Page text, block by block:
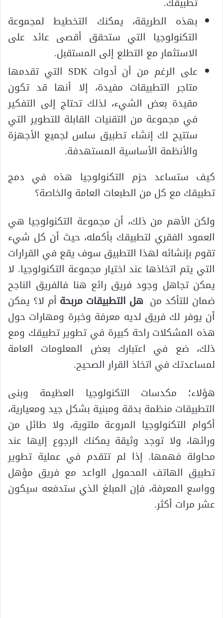
بهذه الطريقة، يمكنك التخطيط لمجموعة
التكنولوجيا التي ستحقق أقصى عائد على
الاستثمار مع التطلع إلى المستقبل.
على الرغم من أن أدوات SDK التي تقدمها
متاجر التطبيقات مفيدة، إلا أنها قد تكون
مقيدة بعض الشيء، لذلك تحتاج إلى التفكير
في مجموعة من التقنيات القابلة للتطوير التي
ستتيح لك إنشاء تطبيق سلس لجميع الأجهزة
والأنظمة الأساسية المستهدفة.
كيف ستساعد حزم التكنولوجيا هذه في دمج
تطبيقك مع كل من الطبعات العامة والخاصة؟
ولكن الأهم من ذلك، أن مجموعة التكنولوجيا هي
العمود الفقري لتطبيقك بأكمله، حيث أن كل شيء
تقوم بإنشائه لهذا التطبيق سوف يقع في القرارات
التي يتم اتخاذها عند اختيار مجموعة التكنولوجيا. لا
يمكن تجاهل وجود فريق رائع هنا فالفريق الناجح
ضمان للتأكد من هل التطبيقات مربحة أم لا؟ يمكن
أن يوفر لك فريق لديه معرفة وخبرة ومهارات حول
هذه المشكلات راحة كبيرة في تطوير تطبيقك ومع
ذلك، ضع في اعتبارك بعض المعلومات العامة
لمساعدتك في اتخاذ القرار الصحيح.
هؤلاء؛ مكدسات التكنولوجيا العظيمة وبنى
التطبيقات منظمة بدقة ومبنية بشكل جيد ومعيارية،
أكوام التكنولوجيا المروعة ملتوية، ولا طائل من
ورائها، ولا توجد وثيقة يمكنك الرجوع إليها عند
محاولة فهمها. إذا لم تتقدم في عملية تطوير
تطبيق الهاتف المحمول الواعد مع فريق مؤهل
وواسع المعرفة، فإن المبلغ الذي ستدفعه سيكون
عشر مرات أكثر.